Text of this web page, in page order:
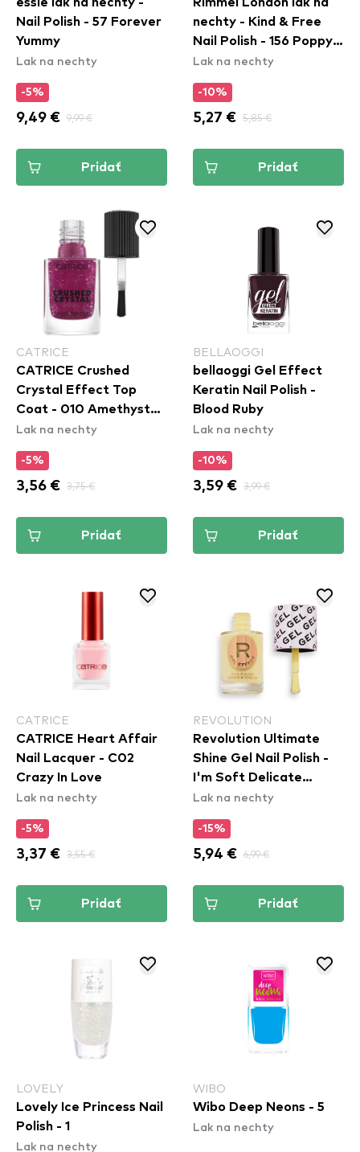
Nail Polish - 57 Forever
Yummy
Lak na nechty
-5%
9,49 € 9,99 €
Pridať
nechty - Kind & Free
Nail Polish - 156 Poppy
Pop Red
Lak na nechty
-10%
5,27 € 5,85 €
Pridať
CATRICE
CATRICE Crushed
Crystal Effect Top
Coat - 010 Amethyst
Aura
Lak na nechty
-5%
3,56 € 3,75 €
Pridať
BELLAOGGI
bellaoggi Gel Effect
Keratin Nail Polish -
Blood Ruby
Lak na nechty
-10%
3,59 € 3,99 €
Pridať
CATRICE
CATRICE Heart Affair
Nail Lacquer - C02
Crazy In Love
Lak na nechty
-5%
3,37 € 3,55 €
Pridať
REVOLUTION
Revolution Ultimate
Shine Gel Nail Polish -
I'm Soft Delicate
Yellow
Lak na nechty
-15%
5,94 € 6,99 €
Pridať
LOVELY
Lovely Ice Princess Nail
Polish - 1
Lak na nechty
WIBO
Wibo Deep Neons - 5
Lak na nechty